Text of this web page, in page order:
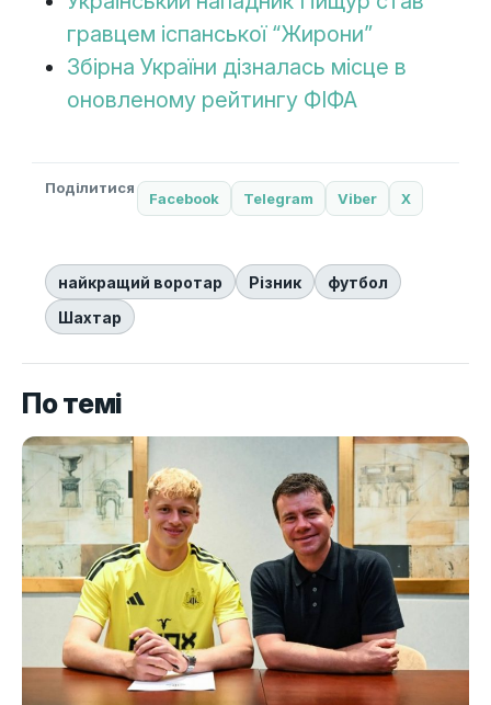
гравцем іспанської “Жирони”
Збірна України дізналась місце в
оновленому рейтингу ФІФА
Поділитися
Facebook Telegram Viber X
найкращий воротар Різник
футбол
Шахтар
По темі